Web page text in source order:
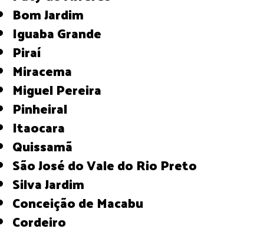
Bom Jardim
Iguaba Grande
Piraí
Miracema
Miguel Pereira
Pinheiral
Itaocara
Quissamã
São José do Vale do Rio Preto
Silva Jardim
Conceição de Macabu
Cordeiro